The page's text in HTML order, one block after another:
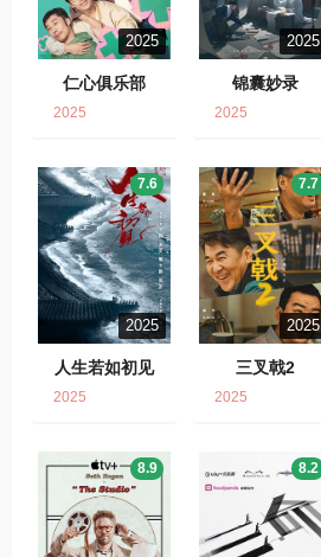
2025
仁心俱乐部
2025
2025
锦囊妙录
2025
2025
人生若如初见
7.6
2025
2025
三叉戟2
7.7
2025
8.9 8.2